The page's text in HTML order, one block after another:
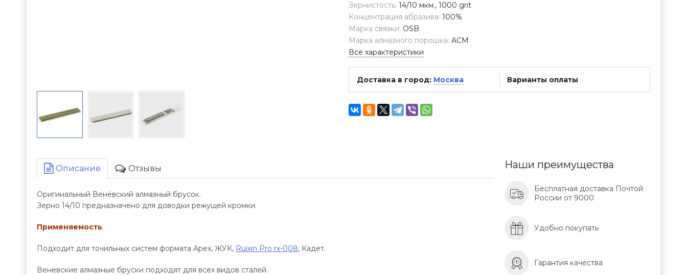
Зернистость: 14/10 мкм., 1000 grit
Концентрация абразива: 100%
Марка связки: OSB
Марка алмазного порошка: АСМ
Все характеристики
Доставка в город: Москва Варианты оплаты
Описание Отзывы
Оригинальный Венёвский алмазный брусок.
Зерно 14/10 предназначено для доводки режущей кромки.
Применяемость:
Подходит для точильных систем формата Apex, ЖУК, Ruixin Pro rx-008, Кадет.
Веневские алмазные бруски подходят для всех видов сталей.
Наши преимущества
Бесплатная доставка Почтой
России от 9000
Удобно покупать
Гарантия качества